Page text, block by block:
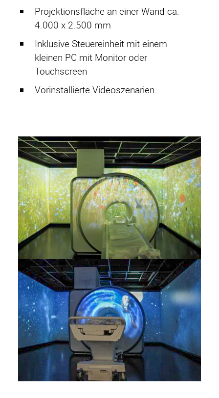
Impressum
Datenschutz
AGB
HF-Kabinen
SteelSHIELD
AluSHIELD
RetroSHIELD
RoomUNITS
HF-Ausstattung
Elektromagnetische
Kabinentür
Körperschall-Entkopplung
Luftschall-Reduktion
HF-Kabinendesign
Licht-Installationen
Projektionsfläche an einer Wand ca.
4.000 x 2.500 mm
Inklusive Steuereinheit mit einem
kleinen PC mit Monitor oder
Touchscreen
Vorinstallierte Videoszenarien